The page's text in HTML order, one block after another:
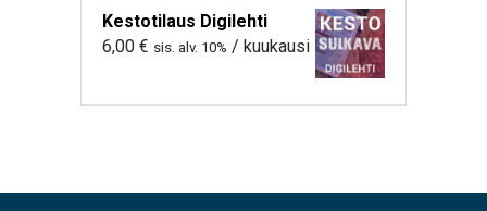
Kestotilaus Digilehti
6,00 € sis. alv. 10% / kuukausi